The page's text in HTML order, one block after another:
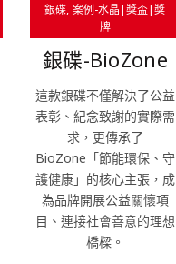
銀碟 案例-水晶|獎盃|獎
牌
銀碟-BioZone
這款銀碟不僅解決了公益
表彰、紀念致謝的實際需
求，更傳承了
BioZone「節能環保、守
護健康」的核心主張，成
為品牌開展公益關懷項
目、連接社會善意的理想
橋樑。